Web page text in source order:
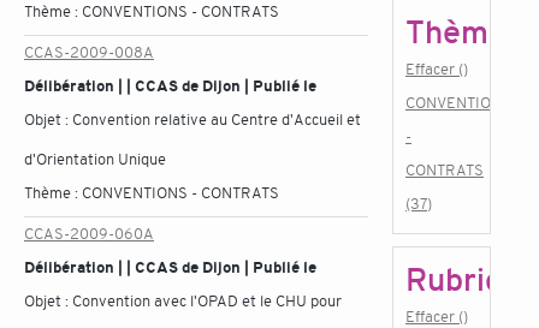
Thème : CONVENTIONS - CONTRATS
CCAS-2009-008A
Délibération | | CCAS de Dijon | Publié le
Objet : Convention relative au Centre d'Accueil et
d'Orientation Unique
Thème : CONVENTIONS - CONTRATS
CCAS-2009-060A
Délibération | | CCAS de Dijon | Publié le
Objet : Convention avec l'OPAD et le CHU pour
Thème
Effacer ()
CONVENTIONS
-
CONTRATS
(37)
Rubrique
Effacer ()